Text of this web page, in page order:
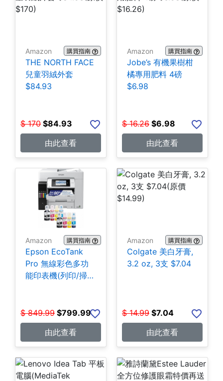
Amazon 購買指南
THE NORTH FACE
兒童羽絨外套
$84.93
$ 170 $84.93
由此查看
Amazon 購買指南
Jobe’s 有機果樹柑
橘專用肥料 4磅
$6.98
$ 16.26 $6.98
由此查看
Amazon 購買指南
Epson EcoTank
Pro 無線彩色多功
能印表機(列印/掃
$ 849.99 $799.99
由此查看
Amazon 購買指南
Colgate 美白牙膏,
3.2 oz, 3支 $7.04
$ 14.99 $7.04
由此查看